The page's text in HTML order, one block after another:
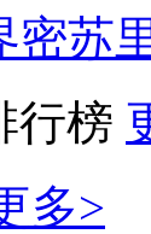
密苏
行榜
多>